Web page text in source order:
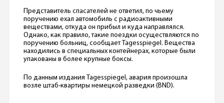
Представитель спасателей не ответил, по чьему
поручению ехал автомобиль с радиоактивными
веществами, откуда он прибыл и куда направлялся.
Однако, как правило, такие поездки осуществляются по
поручению больниц, сообщает Tagesspiegel. Вещества
находились в специальных контейнерах, которые были
упакованы в более крупные боксы.
По данным издания Tagesspiegel, авария произошла
возле штаб-квартиры немецкой разведки (BND).